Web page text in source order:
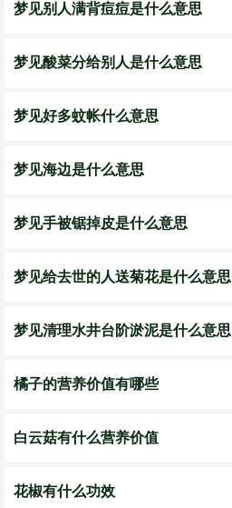
梦见别人满背痘痘是什么意思
梦见酸菜分给别人是什么意思
梦见好多蚊帐什么意思
梦见海边是什么意思
梦见手被锯掉皮是什么意思
梦见给去世的人送菊花是什么意思
梦见清理水井台阶淤泥是什么意思
橘子的营养价值有哪些
白云菇有什么营养价值
花椒有什么功效